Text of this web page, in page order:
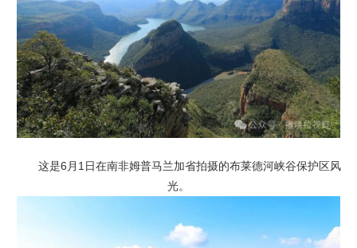
这是6月1日在南非姆普马兰加省拍摄的布莱德河峡谷保护区风
光。